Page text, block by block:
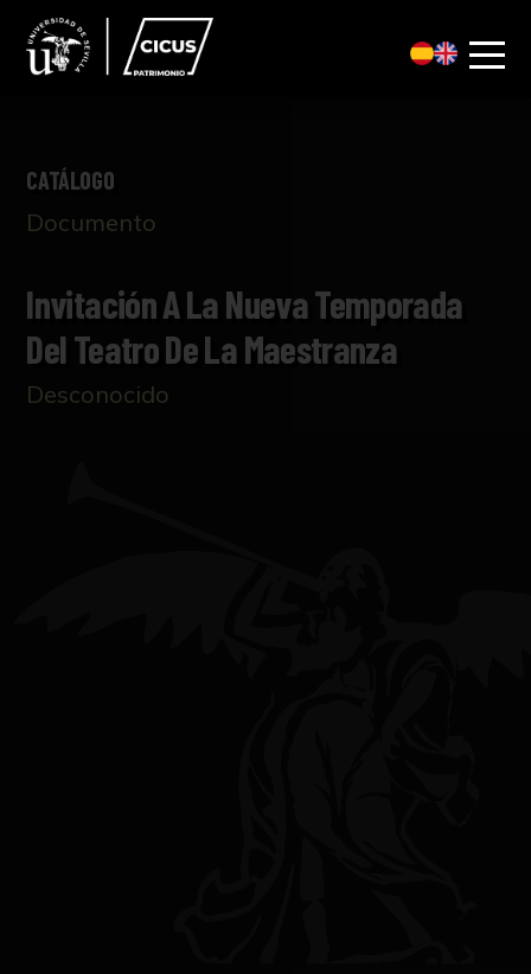
CATÁLOGO
Documento
Invitación A La Nueva Temporada
Del Teatro De La Maestranza
Desconocido